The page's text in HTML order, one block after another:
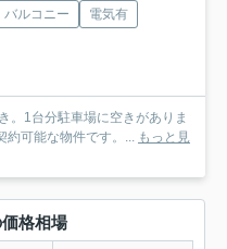
バルコニー
電気有
。1台分駐車場に空きがありま
約可能な物件です。... もっと見
格相場